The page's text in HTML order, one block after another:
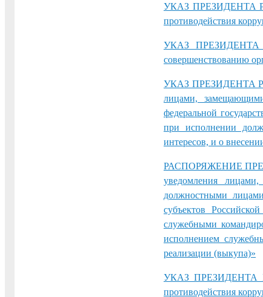
УКАЗ ПРЕЗИДЕНТА
противодействия
УКАЗ
совершенствованию
УКАЗ ПРЕЗИДЕНТА
лицами,
федеральной
при исполнении
интересов, и о
РАСПОРЯЖЕНИЕ
уведомления
должностными
субъектов
служебными
исполнением
реализации (выкупа)»
УКАЗ ПРЕЗИДЕНТА
противодействия